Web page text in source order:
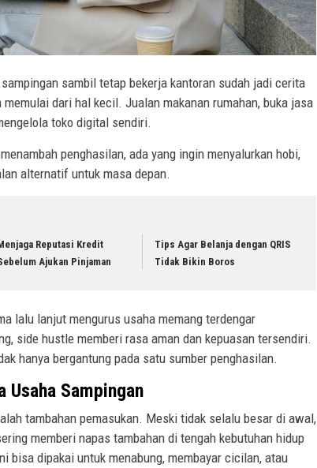
sambil tetap bekerja kantoran sudah jadi cerita
dari hal kecil. Jualan makanan rumahan, buka jasa
toko digital sendiri.
penghasilan, ada yang ingin menyalurkan hobi,
alternatif untuk masa depan.
Reputasi Kredit
Ajukan Pinjaman
Tips Agar Belanja dengan QRIS
Tidak Bikin Boros
lalu lanjut mengurus usaha memang terdengar
side hustle memberi rasa aman dan kepuasan tersendiri.
hanya bergantung pada satu sumber penghasilan.
Usaha Sampingan
tambahan pemasukan. Meski tidak selalu besar di awal,
memberi napas tambahan di tengah kebutuhan hidup
bisa dipakai untuk menabung, membayar cicilan, atau